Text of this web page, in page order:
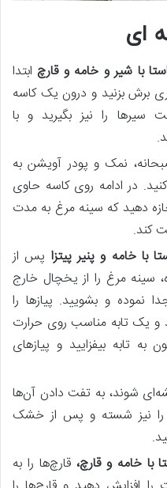
ای
با شیر و خامه و قارچابتدا
برش بزنید و درون یک کاسه
سیرها را نیز بگیرید و با
نمک و پودر آویشن به
در ادامه روی کاسه حاوی
دهید که سینه مرغ به مدت
با خامه و پنیر پیتزا پس‌ از
مرغ را از یخچال خارج
نموده و بشویید. پیازها را
و یک تابه مناسب روی حرارت
به تابه بیفزایید و پیازهای
شوند، به تفت دادن آن‌ها
را نیز شسته و پس‌ از خشک
با خامه و قارچ، قارچ‌ها را به